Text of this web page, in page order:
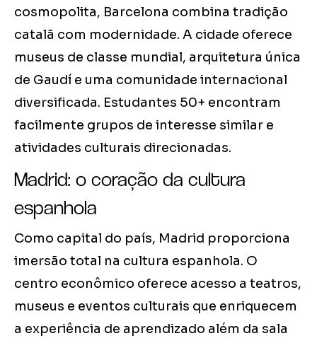
cosmopolita, Barcelona combina tradição
catalã com modernidade. A cidade oferece
museus de classe mundial, arquitetura única
de Gaudí e uma comunidade internacional
diversificada. Estudantes 50+ encontram
facilmente grupos de interesse similar e
atividades culturais direcionadas.
Madrid: o coração da cultura
espanhola
Como capital do país, Madrid proporciona
imersão total na cultura espanhola. O
centro econômico oferece acesso a teatros,
museus e eventos culturais que enriquecem
a experiência de aprendizado além da sala